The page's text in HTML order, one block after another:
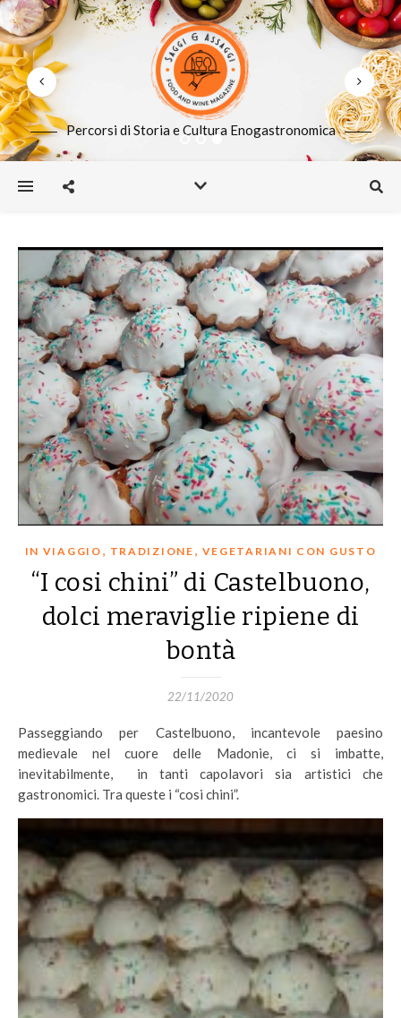
Percorsi di Storia e Cultura Enogastronomica
IN VIAGGIO , TRADIZIONE , VEGETARIANI CON GUSTO
“I cosi chini” di Castelbuono,
dolci meraviglie ripiene di
bontà
22/11/2020
Passeggiando per Castelbuono, incantevole paesino
medievale nel cuore delle Madonie, ci si imbatte,
inevitabilmente, in tanti capolavori sia artistici che
gastronomici. Tra queste i “cosi chini”.